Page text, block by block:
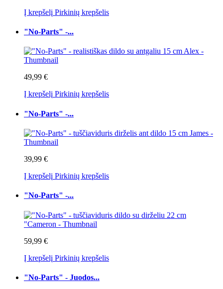
Į krepšelį Pirkinių krepšelis
"No-Parts" -...
49,99 €
Į krepšelį Pirkinių krepšelis
"No-Parts" -...
39,99 €
Į krepšelį Pirkinių krepšelis
"No-Parts" -...
59,99 €
Į krepšelį Pirkinių krepšelis
"No-Parts" - Juodos...